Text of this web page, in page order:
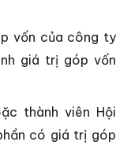
vốn của công ty
giá trị góp vốn
thành viên Hội
có giá trị góp